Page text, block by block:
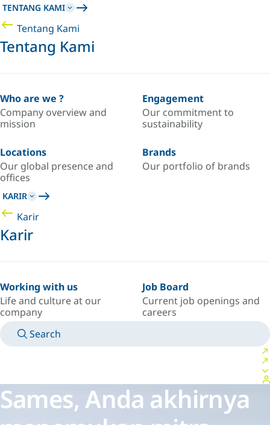
TENTANG KAMI
Tentang Kami
Tentang Kami
Who are we ?
Company overview and
mission
Engagement
Our commitment to
sustainability
Locations
Our global presence and
offices
Brands
Our portfolio of brands
KARIR
Karir
Karir
Working with us
Life and culture at our
company
Job Board
Current job openings and
careers
Search
Sames, Anda akhirnya